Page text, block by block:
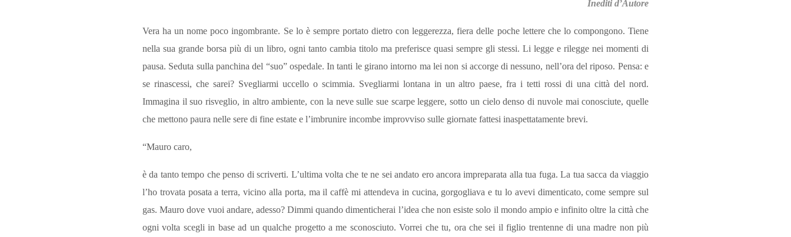
Inediti d’Autore
Vera ha un nome poco ingombrante. Se lo è sempre portato dietro con leggerezza, fiera delle poche lettere che lo compongono. Tiene
nella sua grande borsa più di un libro, ogni tanto cambia titolo ma preferisce quasi sempre gli stessi. Li legge e rilegge nei momenti di
pausa. Seduta sulla panchina del “suo” ospedale. In tanti le girano intorno ma lei non si accorge di nessuno, nell’ora del riposo. Pensa: e
se rinascessi, che sarei? Svegliarmi uccello o scimmia. Svegliarmi lontana in un altro paese, fra i tetti rossi di una città del nord.
Immagina il suo risveglio, in altro ambiente, con la neve sulle sue scarpe leggere, sotto un cielo denso di nuvole mai conosciute, quelle
che mettono paura nelle sere di fine estate e l’imbrunire incombe improvviso sulle giornate fattesi inaspettatamente brevi.
“Mauro caro,
è da tanto tempo che penso di scriverti. L’ultima volta che te ne sei andato ero ancora impreparata alla tua fuga. La tua sacca da viaggio
l’ho trovata posata a terra, vicino alla porta, ma il caffè mi attendeva in cucina, gorgogliava e tu lo avevi dimenticato, come sempre sul
gas. Mauro dove vuoi andare, adesso? Dimmi quando dimenticherai l’idea che non esiste solo il mondo ampio e infinito oltre la città che
ogni volta scegli in base ad un qualche progetto a me sconosciuto. Vorrei che tu, ora che sei il figlio trentenne di una madre non più